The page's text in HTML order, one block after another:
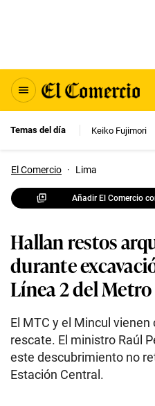
Temas del día Keiko Fujimori
El Comercio · Lima
Añadir El Comercio
Hallan restos
durante
Línea 2 del Metro
El MTC y el Mincul
rescate. El ministro Raúl
este descubrimiento no
Estación Central.